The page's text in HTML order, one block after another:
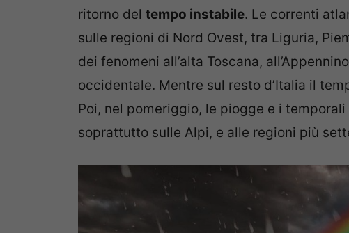
ritorno del tempo instabile. Le correnti
sulle regioni di Nord Ovest, tra Liguria,
dei fenomeni all’alta Toscana,
occidentale. Mentre sul resto d’Italia il
Poi, nel pomeriggio, le piogge e i
soprattutto sulle Alpi, e alle regioni più